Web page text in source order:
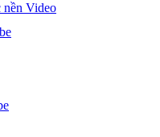
nền Video